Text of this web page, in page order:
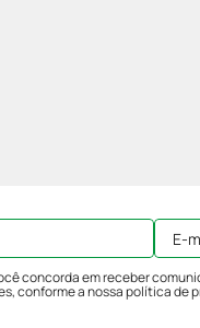
concorda em receber
conforme a nossapolítica de